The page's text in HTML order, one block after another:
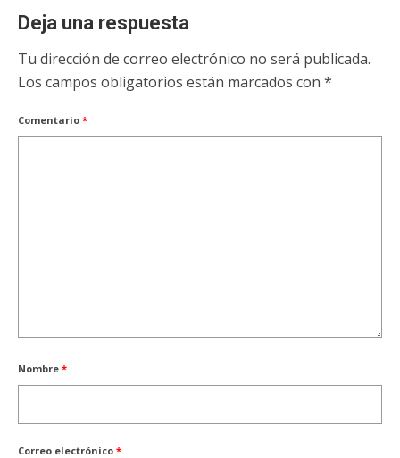
Deja una respuesta
Tu dirección de correo electrónico no será publicada.
Los campos obligatorios están marcados con *
Comentario *
Nombre *
Correo electrónico *